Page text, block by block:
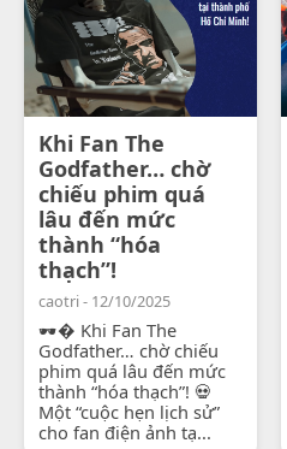
Khi Fan The
Godfather… chờ
chiếu phim quá
lâu đến mức
thành “hóa
thạch”!
caotri - 12/10/2025
🕶� Khi Fan The
Godfather… chờ chiếu
phim quá lâu đến mức
thành “hóa thạch”! 💀
Một “cuộc hẹn lịch sử”
cho fan điện ảnh tạ...